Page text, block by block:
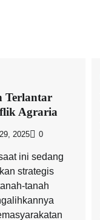
Terlantar
Agraria
2025 0
ini sedang
strategis
tanah